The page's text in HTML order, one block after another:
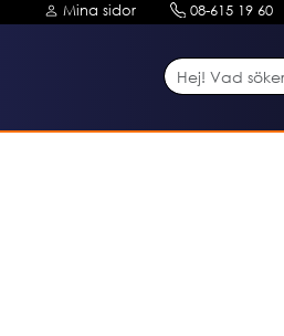
Mina sidor 08-615 19 60